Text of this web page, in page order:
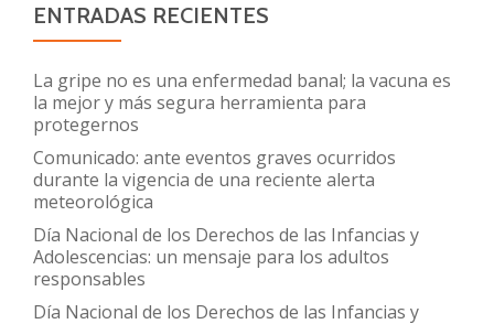
ENTRADAS RECIENTES
La gripe no es una enfermedad banal; la vacuna es
la mejor y más segura herramienta para
protegernos
Comunicado: ante eventos graves ocurridos
durante la vigencia de una reciente alerta
meteorológica
Día Nacional de los Derechos de las Infancias y
Adolescencias: un mensaje para los adultos
responsables
Día Nacional de los Derechos de las Infancias y